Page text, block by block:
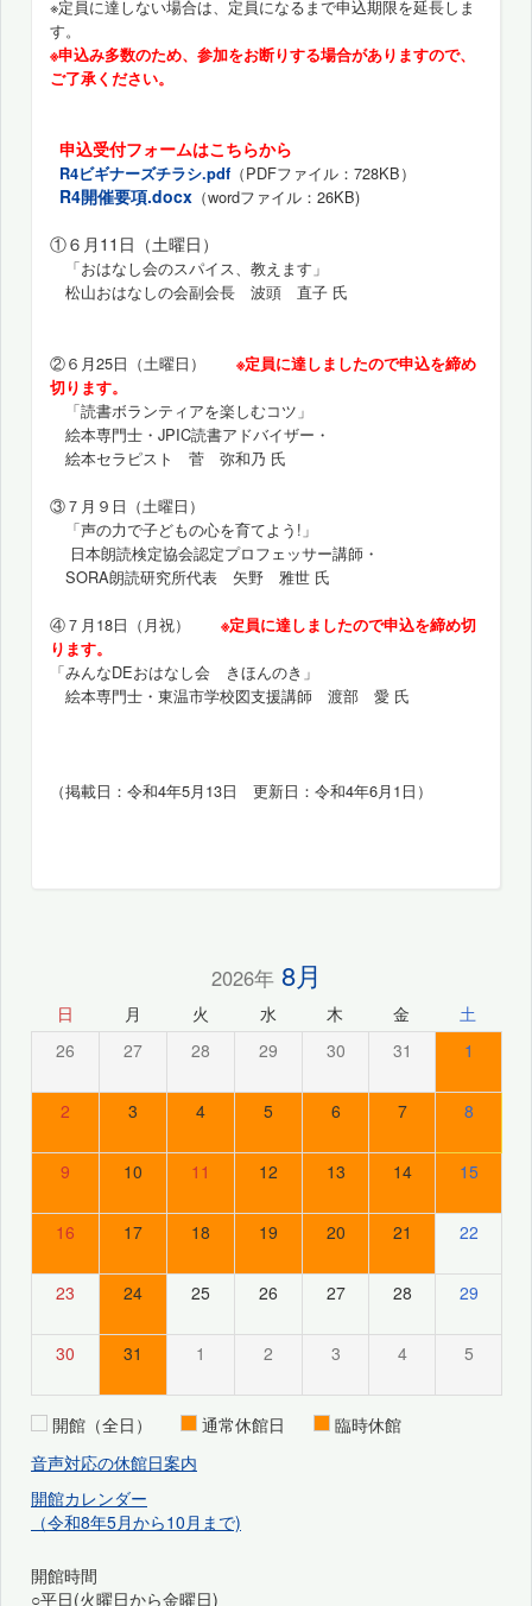
※定員に達しない場合は、定員になるまで申込期限を延長しま
す。
※申込み多数のため、参加をお断りする場合がありますので、
ご了承ください。
申込受付フォームはこちらから
R4ビギナーズチラシ.pdf （PDFファイル：728KB）
R4開催要項.docx （wordファイル：26KB)
①６月11日（土曜日）
「おはなし会のスパイス、教えます」
松山おはなしの会副会長 波頭 直子 氏
②６月25日（土曜日） ※定員に達しましたので申込を締め
切ります。
「読書ボランティアを楽しむコツ」
絵本専門士・JPIC読書アドバイザー・
絵本セラピスト 菅 弥和乃 氏
③７月９日（土曜日）
「声の力で子どもの心を育てよう!」
日本朗読検定協会認定プロフェッサー講師・
SORA朗読研究所代表 矢野 雅世 氏
④７月18日（月祝） ※定員に達しましたので申込を締め切
ります。
「みんなDEおはなし会 きほんのき」
絵本専門士・東温市学校図支援講師 渡部 愛 氏
（掲載日：令和4年5月13日 更新日：令和4年6月1日）
2026年8月
日 月 火 水 木 金 土
26 27 28 29 30 31 1
2 3 4 5 6 7 8
9 10 11 12 13 14 15
16 17 18 19 20 21 22
23 24 25 26 27 28 29
30 31 1 2 3 4 5
開館（全日） 通常休館日
臨時休館
音声対応の休館日案内
開館カレンダー
（令和8年5月から10月まで)
開館時間
○平日(火曜日から金曜日)